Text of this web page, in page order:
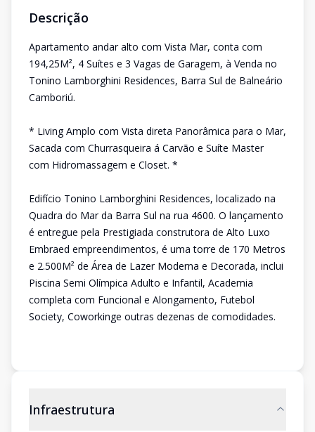
Descrição
Apartamento andar alto com Vista Mar, conta com
194,25M², 4 Suítes e 3 Vagas de Garagem, à Venda no
Tonino Lamborghini Residences, Barra Sul de Balneário
Camboriú.
* Living Amplo com Vista direta Panorâmica para o Mar,
Sacada com Churrasqueira á Carvão e Suíte Master
com Hidromassagem e Closet. *
Edifício Tonino Lamborghini Residences, localizado na
Quadra do Mar da Barra Sul na rua 4600. O lançamento
é entregue pela Prestigiada construtora de Alto Luxo
Embraed empreendimentos, é uma torre de 170 Metros
e 2.500M² de Área de Lazer Moderna e Decorada, inclui
Piscina Semi Olímpica Adulto e Infantil, Academia
completa com Funcional e Alongamento, Futebol
Society, Coworkinge outras dezenas de comodidades.
Infraestrutura